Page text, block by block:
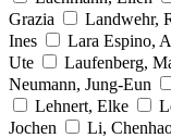
Grazia
Landwehr,
Ines
Lara Espino,
Ute
Laufenberg,
Neumann, Jung-Eun
Lehnert, Elke
Jochen
Li,